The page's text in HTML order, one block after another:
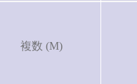
複数 (M)